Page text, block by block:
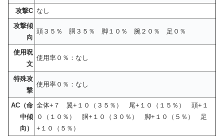
攻撃C なし
攻撃傾
向
頭３５％ 胴３５％ 脚１０％ 腕２０％ 足０％
使用呪
文
使用率０％：なし
特殊攻
撃
使用率０％：なし
AC（命
中傾
向）
全体+７ 翼+１０（３５％） 尾+１０（１５％） 頭+１
０（１０％） 胴+１０（３０％） 脚+１０（５％） 足
+１０（５％）